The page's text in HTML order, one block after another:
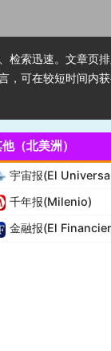
索迅速。文章页
，可在较短时间内
（北美洲）
宇宙报(El
千年报(Milenio)
金融报(El